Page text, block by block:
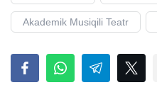
Akademik Musiqili Teatr